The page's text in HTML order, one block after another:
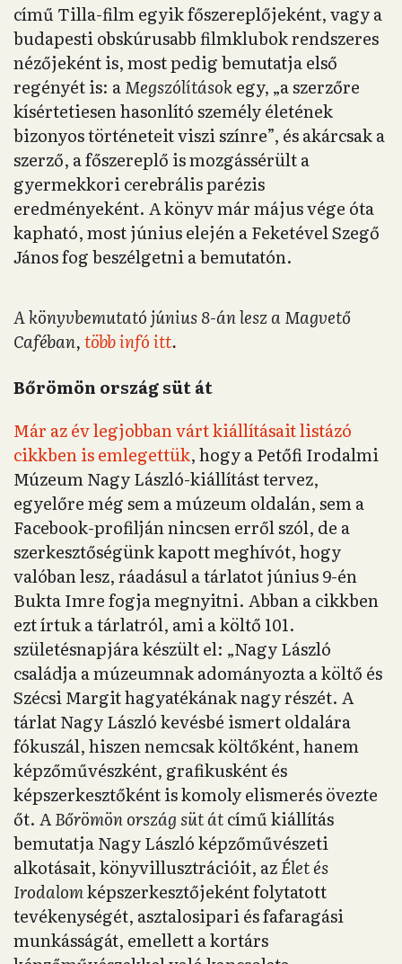
című Tilla-film egyik főszereplőjeként, vagy a
budapesti obskúrusabb filmklubok rendszeres
nézőjeként is, most pedig bemutatja első
regényét is: aMegszólításokegy, „a szerzőre
kísértetiesen hasonlító személy életének
bizonyos történeteit viszi színre”, és akárcsak a
szerző, a főszereplő is mozgássérült a
gyermekkori cerebrális parézis
eredményeként. A könyv már május vége óta
kapható, most június elején a Feketével Szegő
János fog beszélgetni a bemutatón.
A könyvbemutató június 8-án lesz a Magvető
Caféban,több infó itt.
Bőrömön ország süt át
Már az év legjobban várt kiállításait listázó
cikkben is emlegettük, hogy a Petőfi Irodalmi
Múzeum Nagy László-kiállítást tervez,
egyelőre még sem a múzeum oldalán, sem a
Facebook-profilján nincsen erről szól, de a
szerkesztőségünk kapott meghívót, hogy
valóban lesz, ráadásul a tárlatot június 9-én
Bukta Imre fogja megnyitni. Abban a cikkben
ezt írtuk a tárlatról, ami a költő 101.
születésnapjára készült el: „Nagy László
családja a múzeumnak adományozta a költő és
Szécsi Margit hagyatékának nagy részét. A
tárlat Nagy László kevésbé ismert oldalára
fókuszál, hiszen nemcsak költőként, hanem
képzőművészként, grafikusként és
képszerkesztőként is komoly elismerés övezte
őt. ABőrömön ország süt átcímű kiállítás
bemutatja Nagy László képzőművészeti
alkotásait, könyvillusztrációit, azÉlet és
Irodalomképszerkesztőjeként folytatott
tevékenységét, asztalosipari és fafaragási
munkásságát, emellett a kortárs